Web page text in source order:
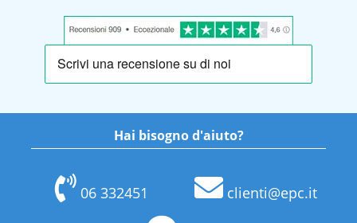
Hai bisogno d'aiuto?
06 332451 clienti@epc.it